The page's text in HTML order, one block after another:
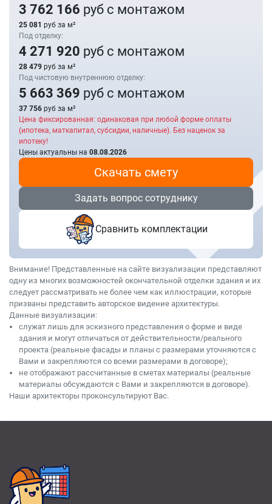
3 762 166 руб с монтажом
25 081 руб за м²
Под отделку:
4 271 920 руб с монтажом
28 479 руб за м²
Под чистовую внутреннюю отделку:
5 663 369 руб с монтажом
37 756 руб за м²
Цена фиксированная: одинаковая при любой форме оплаты
(ипотека, маткапитал, субсидии, наличные). Без наценок за
ипотеку!
Цены актуальны на 08.08.2026
Скачать смету
Задать вопрос сотруднику
Сравнить комплектации
Внимание! Представленные на сайте визуализации представляют
одну из многих возможностей окончательной отделки здания и их
следует рассматривать не более чем как иллюстрации, которые
призваны представить авторское видение архитектуры.
Данные визуализации:
служат лишь для эскизного представления о форме и виде
здания и могут отличаться от действительности/реального
проекта (реальные фасады и планы с размерами уточняются с
Вами и закрепляются со всеми размерами в договоре);
не отображают рассчитанные в сметах материалы (реальные
материалы обсуждаются с Вами и закрепляются в договоре).
Наши архитекторы проконсультируют Вас.